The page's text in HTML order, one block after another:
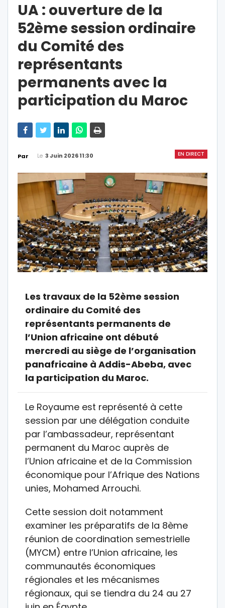
UA : ouverture de la
52ème session ordinaire
du Comité des
représentants
permanents avec la
participation du Maroc
EN DIRECT
Par Le 3 Juin 2026 11:30
Les travaux de la 52ème session
ordinaire du Comité des
représentants permanents de
l’Union africaine ont débuté
mercredi au siège de l’organisation
panafricaine à Addis-Abeba, avec
la participation du Maroc.
Le Royaume est représenté à cette
session par une délégation conduite
par l’ambassadeur, représentant
permanent du Maroc auprès de
l’Union africaine et de la Commission
économique pour l’Afrique des Nations
unies, Mohamed Arrouchi.
Cette session doit notamment
examiner les préparatifs de la 8ème
réunion de coordination semestrielle
(MYCM) entre l’Union africaine, les
communautés économiques
régionales et les mécanismes
régionaux, qui se tiendra du 24 au 27